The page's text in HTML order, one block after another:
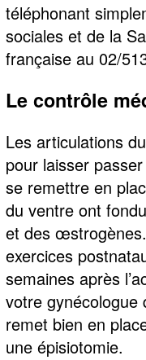
téléphonant
sociales et de la
française au 02/
Le contrôle
Les articulations
pour laisser
se remettre en
du ventre ont
et des
exercices
semaines après
votre
remet bien en
une épisiotomie.